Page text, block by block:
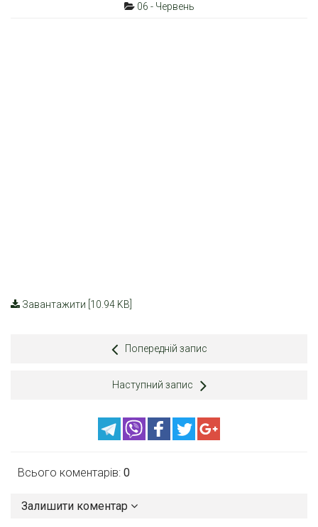
06 - Червень
Завантажити [10.94 KB]
Попередній запис
Наступний запис
Всього коментарів: 0
Залишити коментар